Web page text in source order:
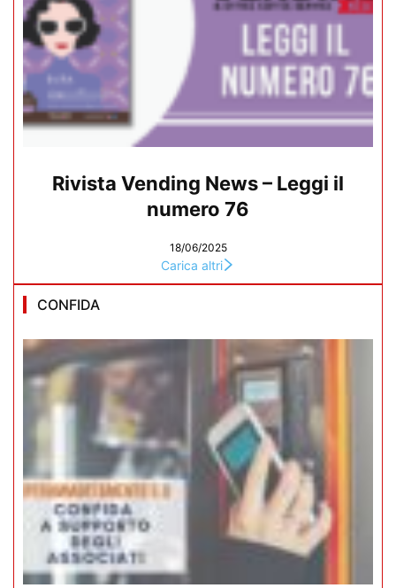
Rivista Vending News – Leggi il
numero 76
18/06/2025
Carica altri
CONFIDA